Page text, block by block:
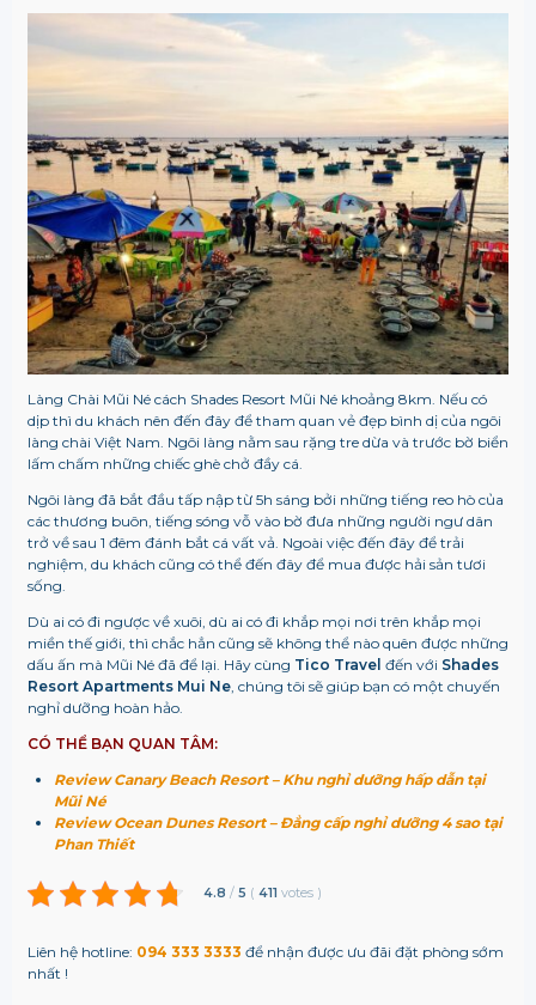
Làng Chài Mũi Né cách Shades Resort Mũi Né khoảng 8km. Nếu có
dịp thì du khách nên đến đây để tham quan vẻ đẹp bình dị của ngôi
làng chài Việt Nam. Ngôi làng nằm sau rặng tre dừa và trước bờ biển
lấm chấm những chiếc ghè chở đầy cá.
Ngôi làng đã bắt đầu tấp nập từ 5h sáng bởi những tiếng reo hò của
các thương buôn, tiếng sóng vỗ vào bờ đưa những người ngư dân
trở về sau 1 đêm đánh bắt cá vất vả. Ngoài việc đến đây để trải
nghiệm, du khách cũng có thể đến đây để mua được hải sản tươi
sống.
Dù ai có đi ngược về xuôi, dù ai có đi khắp mọi nơi trên khắp mọi
miền thế giới, thì chắc hẳn cũng sẽ không thể nào quên được những
dấu ấn mà Mũi Né đã để lại. Hãy cùng Tico Travel đến với Shades
Resort Apartments Mui Ne, chúng tôi sẽ giúp bạn có một chuyến
nghỉ dưỡng hoàn hảo.
CÓ THỂ BẠN QUAN TÂM:
Review Canary Beach Resort – Khu nghỉ dưỡng hấp dẫn tại
Mũi Né
Review Ocean Dunes Resort – Đẳng cấp nghỉ dưỡng 4 sao tại
Phan Thiết
4.8 / 5 ( 411 votes )
Liên hệ hotline: 094 333 3333 để nhận được ưu đãi đặt phòng sớm
nhất !